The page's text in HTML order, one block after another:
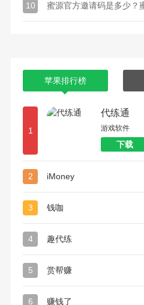
10
苹果排行榜
1
代练通
游戏软件
下载
2 iMoney
3 钱咖
4 趣代练
5 赏帮赚
6 赚钱了